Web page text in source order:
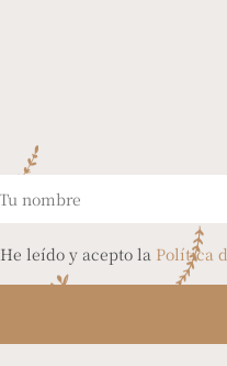
He leído y acepto la Política